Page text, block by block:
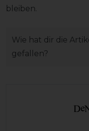
bleiben.
Wie hat dir die
gefallen?